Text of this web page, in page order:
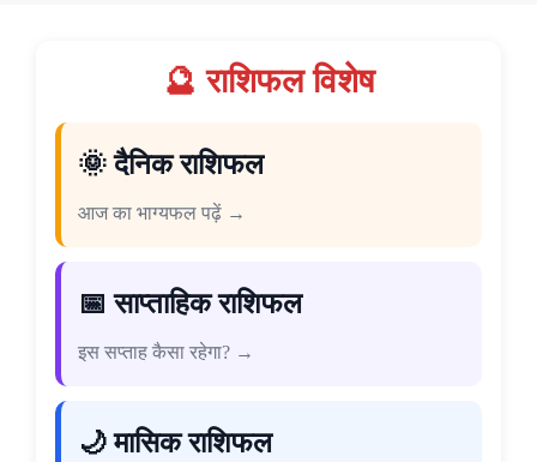
🔮 राशिफल विशेष
🌞 दैनिक राशिफल
आज का भाग्यफल पढ़ें →
📅 साप्ताहिक राशिफल
इस सप्ताह कैसा रहेगा? →
🌙 मासिक राशिफल